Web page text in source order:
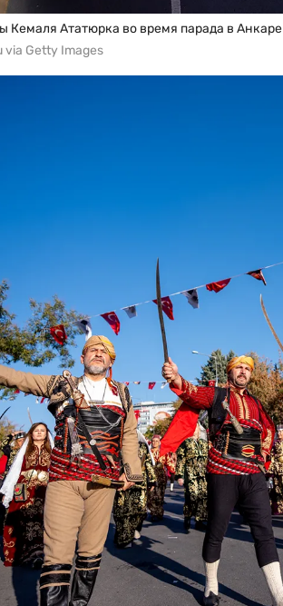
Кемаля Ататюрка во время парада в Анкаре
via Getty Images